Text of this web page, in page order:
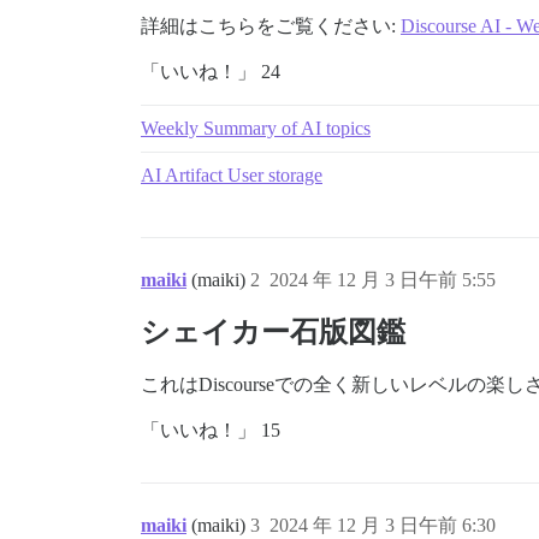
詳細はこちらをご覧ください: Discourse AI -
「いいね！」 24
Weekly Summary of AI topics
AI Artifact User storage
maiki (maiki) 2024 年 12 月 3 日午前 5:55
2
シェイカー石版図鑑
これはDiscourseでの全く新しいレベルの楽し
「いいね！」 15
maiki (maiki) 2024 年 12 月 3 日午前 6:30
3